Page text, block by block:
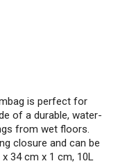
is perfect for
of a durable, water-
from wet floors.
closure and can be
34 cm x 1 cm, 10L